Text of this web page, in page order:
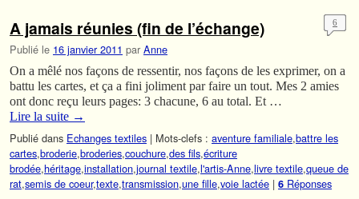
A jamais réunies (fin de l’échange)
Publié le 16 janvier 2011 par Anne
6
On a mêlé nos façons de ressentir, nos façons de les exprimer, on a
battu les cartes, et ça a fini joliment par faire un tout. Mes 2 amies
ont donc reçu leurs pages: 3 chacune, 6 au total. Et …
Lire la suite →
Publié dans Echanges textiles | Mots-clefs : aventure familiale,battre les
cartes,broderie,broderies,couchure,des fils,écriture
brodée,héritage,installation,journal textile,l'artis-Anne,livre textile,queue de
rat,semis de coeur,texte,transmission,une fille,voie lactée | 6 Réponses